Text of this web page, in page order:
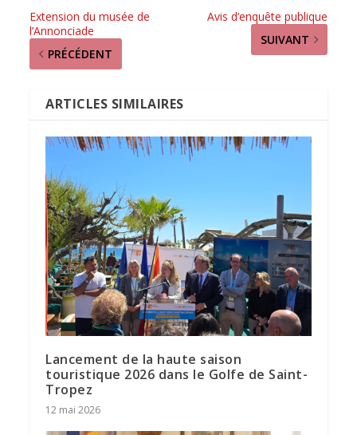
Extension du musée de
l’Annonciade
PRÉCÉDENT
Avis d’enquête publique
SUIVANT
ARTICLES SIMILAIRES
Lancement de la haute saison
touristique 2026 dans le Golfe de Saint-
Tropez
12 mai 2026